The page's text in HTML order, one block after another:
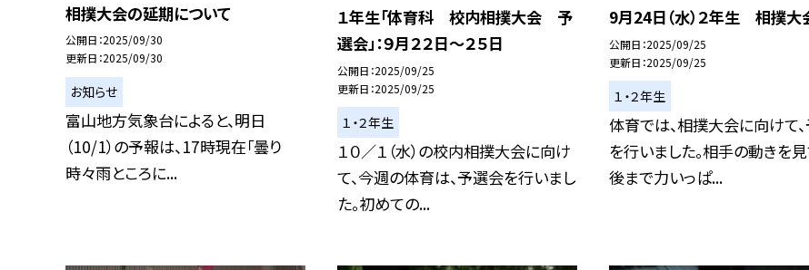
相撲大会の延期について
公開日 2025/09/30
更新日 2025/09/30
お知らせ
富山地方気象台によると、明日
（10/1）の予報は、17時現在「曇り
時々雨ところに...
１年生「体育科 校内相撲大会 予
選会」：９月２２日～２５日
公開日 2025/09/25
更新日 2025/09/25
１・２年生
１０／１（水）の校内相撲大会に向け
て、今週の体育は、予選会を行いまし
た。初めての...
9月24日（水）２年生 相撲大
公開日 2025/09/25
更新日 2025/09/25
１・２年生
体育では、相撲大会に向けて
を行いました。相手の動きを見
後まで力いっぱ...